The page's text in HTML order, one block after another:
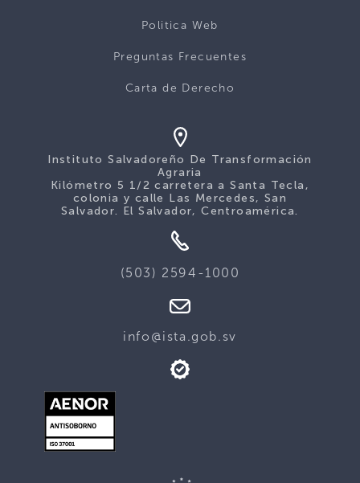
Politica Web
Preguntas Frecuentes
Carta de Derecho
Instituto Salvadoreño De Transformación
Agraria
Kilómetro 5 1/2 carretera a Santa Tecla,
colonia y calle Las Mercedes, San
Salvador. El Salvador, Centroamérica.
(503) 2594-1000
info@ista.gob.sv